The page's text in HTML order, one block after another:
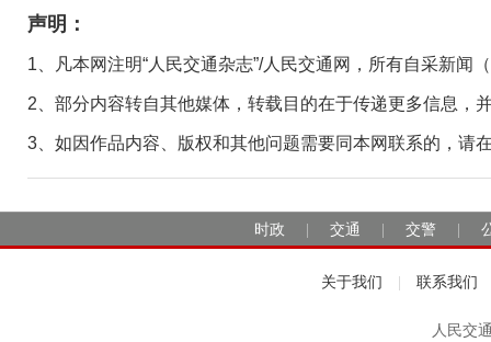
声明：
1、凡本网注明“人民交通杂志”/人民交通网，所有自采新
2、部分内容转自其他媒体，转载目的在于传递更多信息，
3、如因作品内容、版权和其他问题需要同本网联系的，请
时政 交通 交警
关于我们 联系我们
人民交